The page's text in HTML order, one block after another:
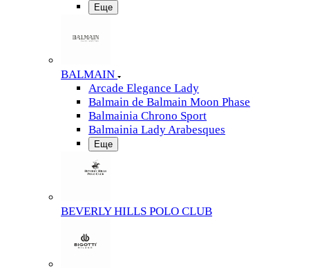
Еще
BALMAIN
Arcade Elegance Lady
Balmain de Balmain Moon Phase
Balmainia Chrono Sport
Balmainia Lady Arabesques
Еще
BEVERLY HILLS POLO CLUB